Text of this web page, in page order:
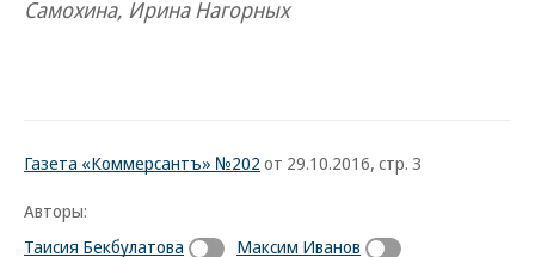
Самохина, Ирина Нагорных